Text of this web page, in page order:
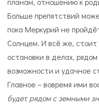
Больше препятствий
пока Меркурий не
Солнцем. И всё же,
остановки в делах,
возможности и удачное
Главное – вовремя ими
будет рядом с земными